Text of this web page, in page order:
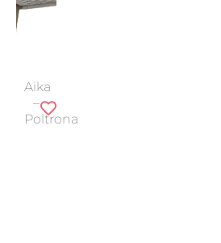
Aika
–
Poltrona